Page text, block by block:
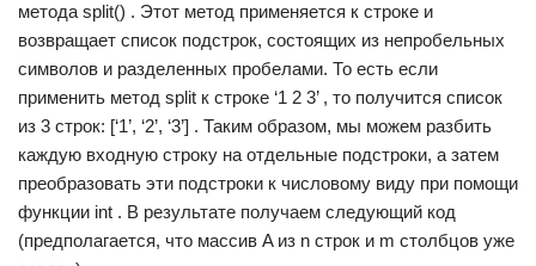
метода split() . Этот метод применяется к строке и
возвращает список подстрок, состоящих из непробельных
символов и разделенных пробелами. То есть если
применить метод split к строке ‘1 2 3’ , то получится список
из 3 строк: [‘1’, ‘2’, ‘3’] . Таким образом, мы можем разбить
каждую входную строку на отдельные подстроки, а затем
преобразовать эти подстроки к числовому виду при помощи
функции int . В результате получаем следующий код
(предполагается, что массив A из n строк и m столбцов уже